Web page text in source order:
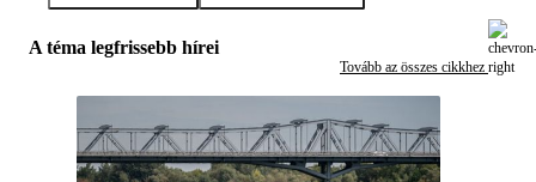
A téma legfrissebb hírei
Tovább az összes cikkhez